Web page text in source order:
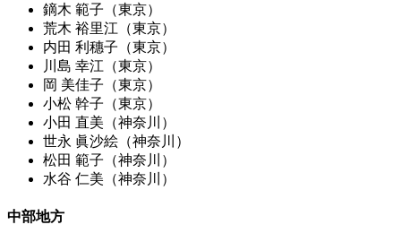
鏑木 範子（東京）
荒木 裕里江（東京）
内田 利穗子（東京）
川島 幸江（東京）
岡 美佳子（東京）
小松 幹子（東京）
小田 直美（神奈川）
世永 眞沙絵（神奈川）
松田 範子（神奈川）
水谷 仁美（神奈川）
中部地方